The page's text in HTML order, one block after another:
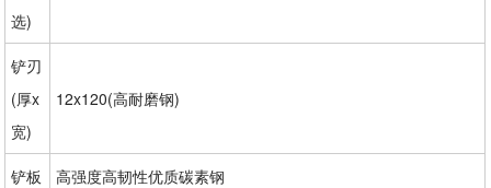
选)
铲刃
(厚x
宽)
12x120(高耐磨钢)
铲板 高强度高韧性优质碳素钢